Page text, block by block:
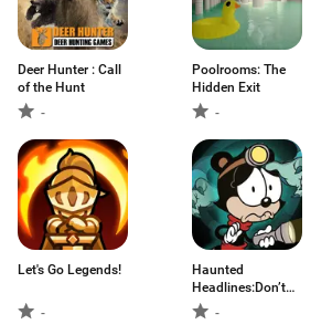
Deer Hunter : Call
of the Hunt
-
Poolrooms: The
Hidden Exit
-
Let's Go Legends!
-
Haunted
Headlines:Don’t
Scream
-